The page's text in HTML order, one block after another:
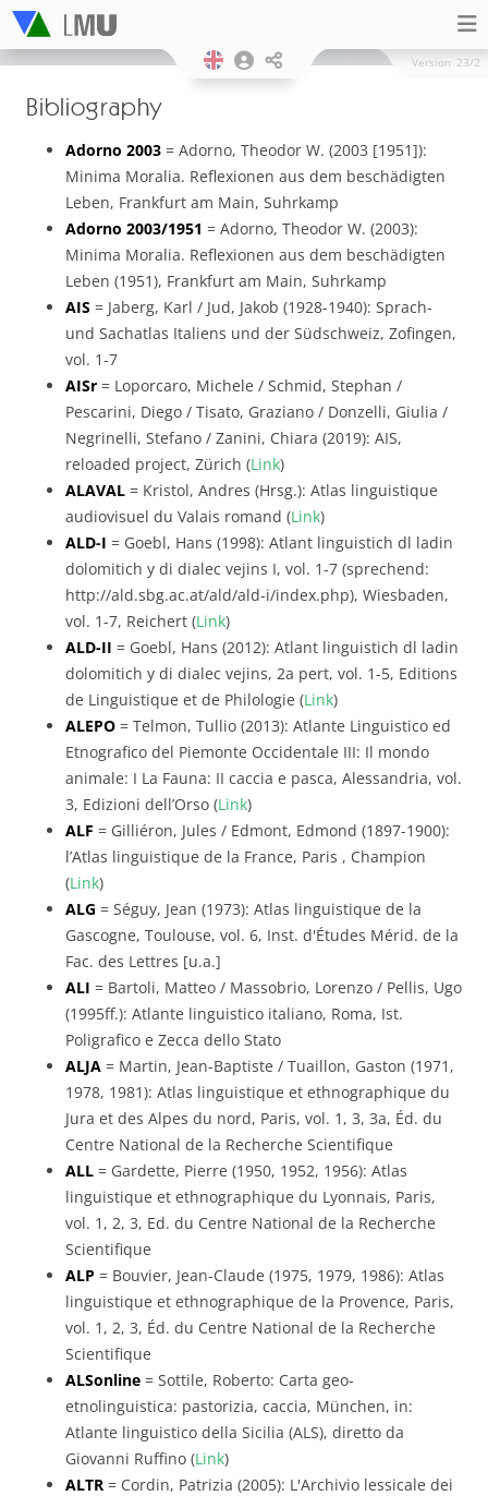
Version 23/2
Bibliography
Adorno 2003 = Adorno, Theodor W. (2003 [1951]):
Minima Moralia. Reflexionen aus dem beschädigten
Leben, Frankfurt am Main, Suhrkamp
Adorno 2003/1951 = Adorno, Theodor W. (2003):
Minima Moralia. Reflexionen aus dem beschädigten
Leben (1951), Frankfurt am Main, Suhrkamp
AIS = Jaberg, Karl / Jud, Jakob (1928-1940): Sprach-
und Sachatlas Italiens und der Südschweiz, Zofingen,
vol. 1-7
AISr = Loporcaro, Michele / Schmid, Stephan /
Pescarini, Diego / Tisato, Graziano / Donzelli, Giulia /
Negrinelli, Stefano / Zanini, Chiara (2019): AIS,
reloaded project, Zürich (Link)
ALAVAL = Kristol, Andres (Hrsg.): Atlas linguistique
audiovisuel du Valais romand (Link)
ALD-I = Goebl, Hans (1998): Atlant linguistich dl ladin
dolomitich y di dialec vejins I, vol. 1-7 (sprechend:
http://ald.sbg.ac.at/ald/ald-i/index.php), Wiesbaden,
vol. 1-7, Reichert (Link)
ALD-II = Goebl, Hans (2012): Atlant linguistich dl ladin
dolomitich y di dialec vejins, 2a pert, vol. 1-5, Editions
de Linguistique et de Philologie (Link)
ALEPO = Telmon, Tullio (2013): Atlante Linguistico ed
Etnografico del Piemonte Occidentale III: Il mondo
animale: I La Fauna: II caccia e pasca, Alessandria, vol.
3, Edizioni dell’Orso (Link)
ALF = Gilliéron, Jules / Edmont, Edmond (1897-1900):
l’Atlas linguistique de la France, Paris , Champion
(Link)
ALG = Séguy, Jean (1973): Atlas linguistique de la
Gascogne, Toulouse, vol. 6, Inst. d'Études Mérid. de la
Fac. des Lettres [u.a.]
ALI = Bartoli, Matteo / Massobrio, Lorenzo / Pellis, Ugo
(1995ff.): Atlante linguistico italiano, Roma, Ist.
Poligrafico e Zecca dello Stato
ALJA = Martin, Jean-Baptiste / Tuaillon, Gaston (1971,
1978, 1981): Atlas linguistique et ethnographique du
Jura et des Alpes du nord, Paris, vol. 1, 3, 3a, Éd. du
Centre National de la Recherche Scientifique
ALL = Gardette, Pierre (1950, 1952, 1956): Atlas
linguistique et ethnographique du Lyonnais, Paris,
vol. 1, 2, 3, Ed. du Centre National de la Recherche
Scientifique
ALP = Bouvier, Jean-Claude (1975, 1979, 1986): Atlas
linguistique et ethnographique de la Provence, Paris,
vol. 1, 2, 3, Éd. du Centre National de la Recherche
Scientifique
ALSonline = Sottile, Roberto: Carta geo-
etnolinguistica: pastorizia, caccia, München, in:
Atlante linguistico della Sicilia (ALS), diretto da
Giovanni Ruffino (Link)
ALTR = Cordin, Patrizia (2005): L'Archivio lessicale dei